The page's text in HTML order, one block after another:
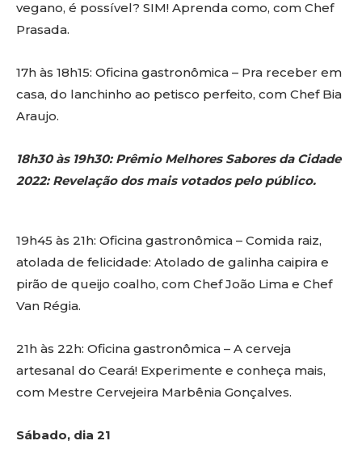
vegano, é possível? SIM! Aprenda como, com Chef
Prasada.
17h às 18h15: Oficina gastronômica – Pra receber em
casa, do lanchinho ao petisco perfeito, com Chef Bia
Araujo.
18h30 às 19h30: Prêmio Melhores Sabores da Cidade
2022: Revelação dos mais votados pelo público.
19h45 às 21h: Oficina gastronômica – Comida raiz,
atolada de felicidade: Atolado de galinha caipira e
pirão de queijo coalho, com Chef João Lima e Chef
Van Régia.
21h às 22h: Oficina gastronômica – A cerveja
artesanal do Ceará! Experimente e conheça mais,
com Mestre Cervejeira Marbênia Gonçalves.
Sábado, dia 21